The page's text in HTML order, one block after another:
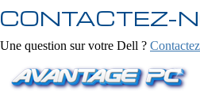
CONTACTEZ-
Une question sur votre Dell ?